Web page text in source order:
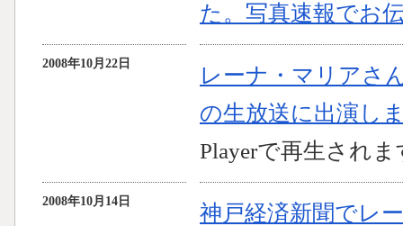
た。写真速報でお
2008年10月22日
レーナ・マリアさ
の生放送に出演し
Playerで再生されま
2008年10月14日
神戸経済新聞でレ